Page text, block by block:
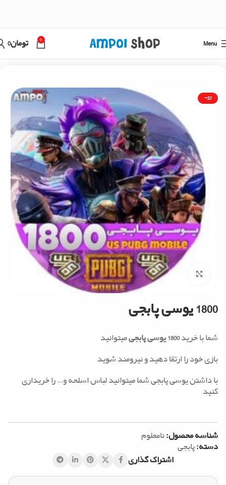
Menu
0 تومان0
-2%
Click to enlarge
1800 یوسی پابجی
شما با خرید1800 یوسی پابجی
میتوانید
بازی خود را ارتقا دهید و نیرومند شوید
با داشتن یوسی پابجی شما میتوانید لباس اسلحه و… را خریداری
کنید
شناسه محصول:نامعلوم
دسته:پابجی
اشتراک گذاری